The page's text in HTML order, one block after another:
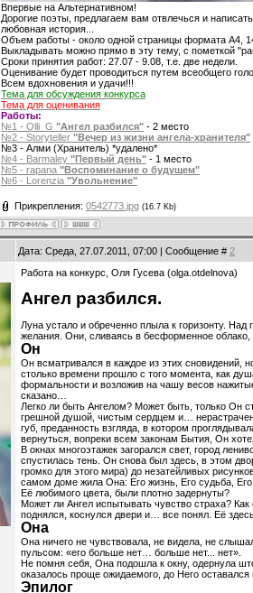
Впервые на Альтернативном!
Дорогие поэты, предлагаем вам отвлечься и
любовная история...
Объем работы - около одной страницы формата А4,
Выкладывать можно прямо в эту тему, с пометкой
Сроки принятия работ: 27.07 - 9.08, т.е. две недели.
Оценивание будет проводиться путем всеобщего
Всем вдохновения и удачи!!!
Тема для обсуждения конкурса
Тема для оценивания
Работы:
№1 - Olli_G "Ангел разбился" - 2 место
№2 - Storyteller "Вечер из жизни ангела-хранителя"
№3 - Алми (Хранитель) *удалено*
№4 - Barmaley "Первый день" - 1 место
№5 - rapana "Воспоминание о будущем"
№6 - Lorenzia "Увольнение"
Прикрепления: 0542773.jpg (16.7 Kb)
Дата: Среда, 27.07.2011, 07:00 | Сообщение # 2
Работа на конкурс, Оля Гусева (olga.otdelnova)
Ангел разбился.
Луна устало и обреченно плыла к горизонту.
желания. Они, сливаясь в бесформенное
Он
Он всматривался в каждое из этих сновидений,
столько времени прошло с того момента, как
формальности и возложив на чашу весов
сказано…
Легко ли быть Ангелом? Может быть, только Он
грешной душой, чистым сердцем и…
губ, преданность взгляда, в котором
вернуться, вопреки всем законам Бытия, Он
В окнах многоэтажек загорался свет, город
спустилась тень. Он снова был здесь, в этом
громко для этого мира) до незатейливых
самом доме жила Она: Его жизнь, Его судьба,
Её любимого цвета, были плотно задернуты?
Может ли Ангел испытывать чувство страха?
поднялся, коснулся двери и… все понял. Её
Она
Она ничего не чувствовала, не видела, не
пульсом: «его больше нет… больше нет... нет».
Не помня себя, Она подошла к окну, одернула
оказалось проще ожидаемого, до Него
Эпилог